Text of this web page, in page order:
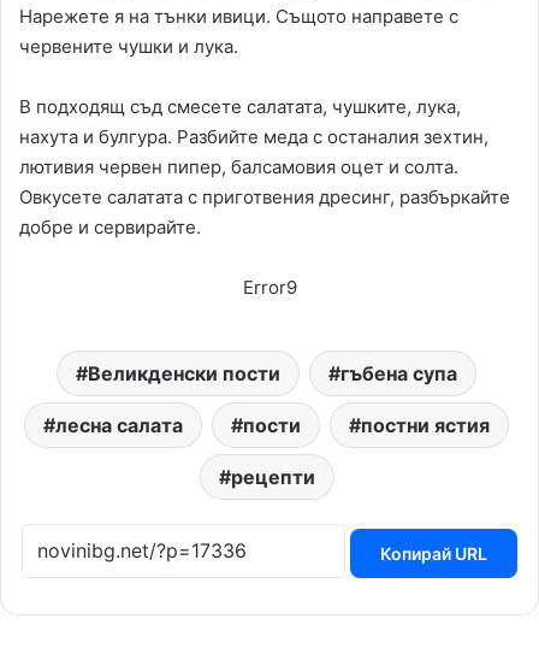
Нарежете я на тънки ивици. Същото направете с
червените чушки и лука.
В подходящ съд смесете салатата, чушките, лука,
нахута и булгура. Разбийте меда с останалия зехтин,
лютивия червен пипер, балсамовия оцет и солта.
Овкусете салатата с приготвения дресинг, разбъркайте
добре и сервирайте.
Error9
Великденски пости гъбена супа
лесна салата пости постни ястия
рецепти
Копирай URL